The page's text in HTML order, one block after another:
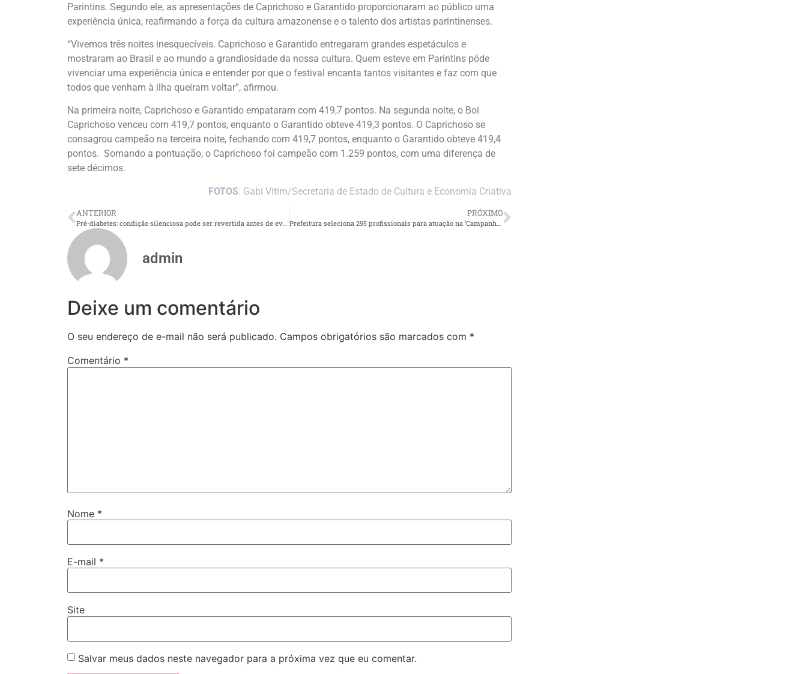
Parintins. Segundo ele, as apresentações de Caprichoso e Garantido proporcionaram ao público uma
experiência única, reafirmando a força da cultura amazonense e o talento dos artistas parintinenses.
“Vivemos três noites inesquecíveis. Caprichoso e Garantido entregaram grandes espetáculos e
mostraram ao Brasil e ao mundo a grandiosidade da nossa cultura. Quem esteve em Parintins pôde
vivenciar uma experiência única e entender por que o festival encanta tantos visitantes e faz com que
todos que venham à ilha queiram voltar”, afirmou.
Na primeira noite, Caprichoso e Garantido empataram com 419,7 pontos. Na segunda noite, o Boi
Caprichoso venceu com 419,7 pontos, enquanto o Garantido obteve 419,3 pontos. O Caprichoso se
consagrou campeão na terceira noite, fechando com 419,7 pontos, enquanto o Garantido obteve 419,4
pontos. Somando a pontuação, o Caprichoso foi campeão com 1.259 pontos, com uma diferença de
sete décimos.
FOTOS: Gabi Vitim/Secretaria de Estado de Cultura e Economia Criativa
ANTERIOR
Pré-diabetes: condição silenciosa pode ser revertida antes de evoluir para diabetes tipo 2
PRÓXIMO
Prefeitura seleciona 295 profissionais para atuação na ‘Campanha de Vacinação Antirrábica Animal de 2026’
admin
Deixe um comentário
O seu endereço de e-mail não será publicado. Campos obrigatórios são marcados com *
Comentário *
Nome *
E-mail *
Site
Salvar meus dados neste navegador para a próxima vez que eu comentar.